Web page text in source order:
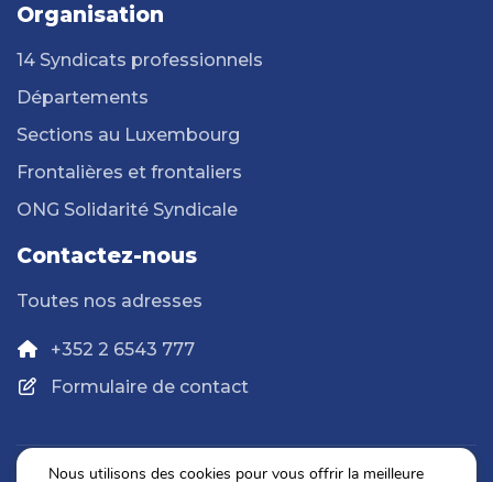
Organisation
14 Syndicats professionnels
Départements
Sections au Luxembourg
Frontalières et frontaliers
ONG Solidarité Syndicale
Contactez-nous
Toutes nos adresses
+352 2 6543 777
Formulaire de contact
Nous utilisons des cookies pour vous offrir la meilleure